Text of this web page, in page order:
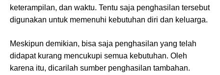
keterampilan, dan waktu. Tentu saja penghasilan tersebut
digunakan untuk memenuhi kebutuhan diri dan keluarga.
Meskipun demikian, bisa saja penghasilan yang telah
didapat kurang mencukupi semua kebutuhan. Oleh
karena itu, dicarilah sumber penghasilan tambahan.